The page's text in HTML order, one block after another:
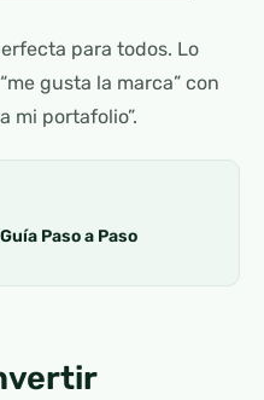
para todos. Lo
gusta la marca” con
mi portafolio”.
Paso a Paso